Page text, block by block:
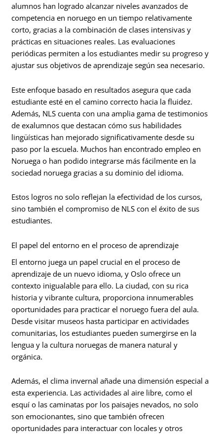
alumnos han logrado alcanzar niveles avanzados de
competencia en noruego en un tiempo relativamente
corto, gracias a la combinación de clases intensivas y
prácticas en situaciones reales. Las evaluaciones
periódicas permiten a los estudiantes medir su progreso y
ajustar sus objetivos de aprendizaje según sea necesario.
Este enfoque basado en resultados asegura que cada
estudiante esté en el camino correcto hacia la fluidez.
Además, NLS cuenta con una amplia gama de testimonios
de exalumnos que destacan cómo sus habilidades
lingüísticas han mejorado significativamente desde su
paso por la escuela. Muchos han encontrado empleo en
Noruega o han podido integrarse más fácilmente en la
sociedad noruega gracias a su dominio del idioma.
Estos logros no solo reflejan la efectividad de los cursos,
sino también el compromiso de NLS con el éxito de sus
estudiantes.
El papel del entorno en el proceso de aprendizaje
El entorno juega un papel crucial en el proceso de
aprendizaje de un nuevo idioma, y Oslo ofrece un
contexto inigualable para ello. La ciudad, con su rica
historia y vibrante cultura, proporciona innumerables
oportunidades para practicar el noruego fuera del aula.
Desde visitar museos hasta participar en actividades
comunitarias, los estudiantes pueden sumergirse en la
lengua y la cultura noruegas de manera natural y
orgánica.
Además, el clima invernal añade una dimensión especial a
esta experiencia. Las actividades al aire libre, como el
esquí o las caminatas por los paisajes nevados, no solo
son emocionantes, sino que también ofrecen
oportunidades para interactuar con locales y otros